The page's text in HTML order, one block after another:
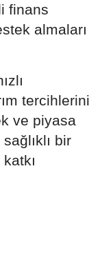
finans
almaları
tercihlerini
ve piyasa
bir